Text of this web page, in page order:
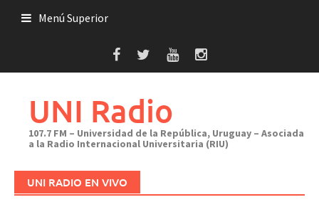
Menú Superior
UNI Radio
107.7 FM – Universidad de la República, Uruguay – Asociada
a la Radio Internacional Universitaria (RIU)
UNI RADIO EN VIVO